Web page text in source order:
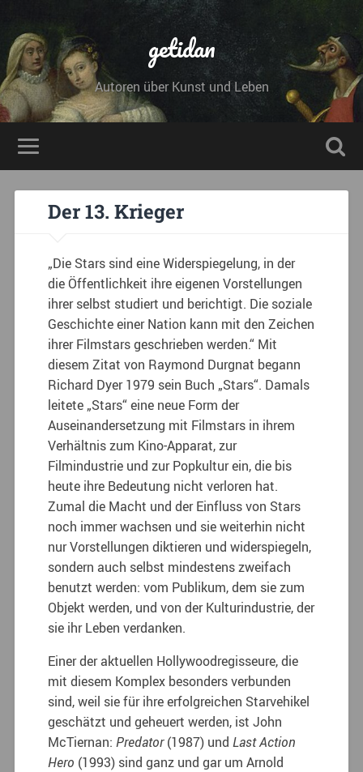
getidan
Autoren über Kunst und Leben
Der 13. Krieger
„Die Stars sind eine Widerspiegelung, in der
die Öffentlichkeit ihre eigenen Vorstellungen
ihrer selbst studiert und berichtigt. Die soziale
Geschichte einer Nation kann mit den Zeichen
ihrer Filmstars geschrieben werden.“ Mit
diesem Zitat von Raymond Durgnat begann
Richard Dyer 1979 sein Buch „Stars“. Damals
leitete „Stars“ eine neue Form der
Auseinandersetzung mit Filmstars in ihrem
Verhältnis zum Kino-Apparat, zur
Filmindustrie und zur Popkultur ein, die bis
heute ihre Bedeutung nicht verloren hat.
Zumal die Macht und der Einfluss von Stars
noch immer wachsen und sie weiterhin nicht
nur Vorstellungen diktieren und widerspiegeln,
sondern auch selbst mindestens zweifach
benutzt werden: vom Publikum, dem sie zum
Objekt werden, und von der Kulturindustrie, der
sie ihr Leben verdanken.
Einer der aktuellen Hollywoodregisseure, die
mit diesem Komplex besonders verbunden
sind, weil sie für ihre erfolgreichen Starvehikel
geschätzt und geheuert werden, ist John
McTiernan:Predator(1987) undLast Action
Hero (1993) sind ganz und gar um Arnold